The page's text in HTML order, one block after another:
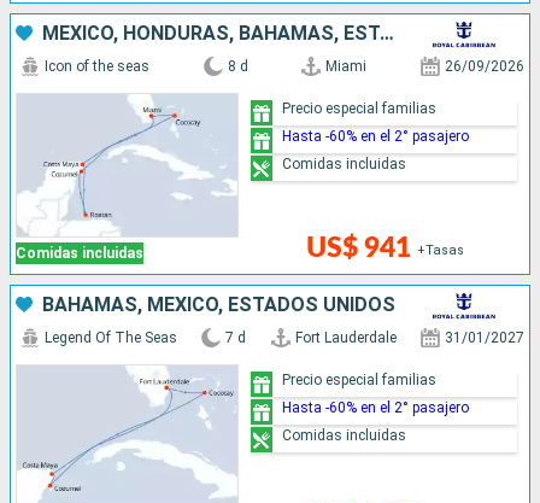
MÉXICO, HONDURAS, BAHAMAS, ESTADOS UNIDOS
Comidas incluidas
Icon of the seas 8 d Miami 26/09/2026
US$ 941 +Tasas
Precio especial familias
Hasta -60% en el 2° pasajero
Comidas incluidas
BAHAMAS, MÉXICO, ESTADOS UNIDOS
Legend Of The Seas 7 d Fort Lauderdale 31/01/2027
Precio especial familias
Hasta -60% en el 2° pasajero
Comidas incluidas